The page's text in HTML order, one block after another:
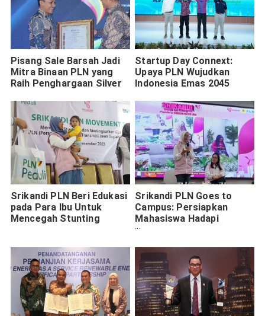
Pisang Sale Barsah Jadi
Mitra Binaan PLN yang
Raih Penghargaan Silver
Startup Day Connext:
Upaya PLN Wujudkan
Indonesia Emas 2045
Srikandi PLN Beri Edukasi
pada Para Ibu Untuk
Mencegah Stunting
Srikandi PLN Goes to
Campus: Persiapkan
Mahasiswa Hadapi
Transisi Energi